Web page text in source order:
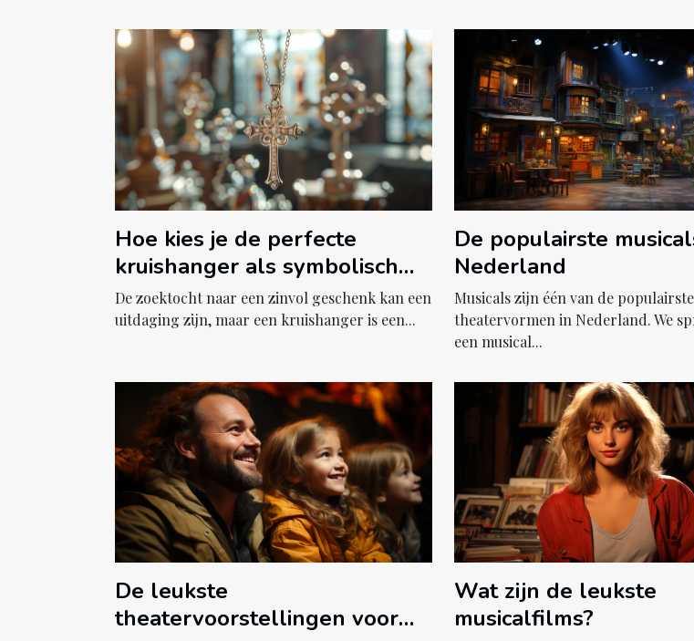
Hoe kies je de perfecte
kruishanger als symbolisch
geschenk?
De zoektocht naar een zinvol geschenk kan een
uitdaging zijn, maar een kruishanger is een...
De populairste
Nederland
Musicals zijn één van de populairste
theatervormen in Nederland. We
een musical...
De leukste
theatervoorstellingen voor
Wat zijn de leukste
musicalfilms?